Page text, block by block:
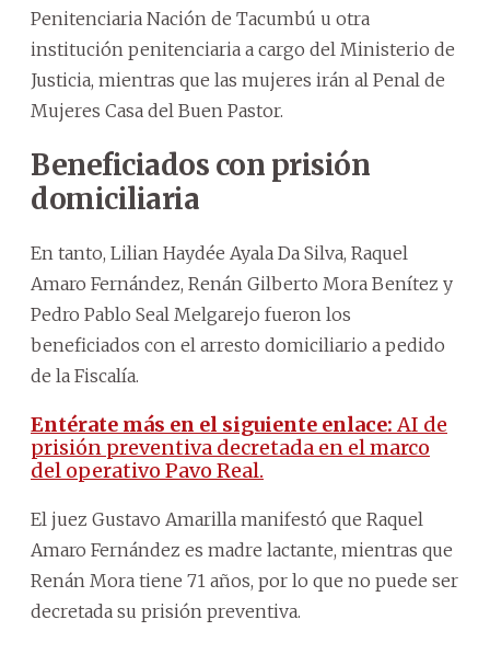
Penitenciaria Nación de Tacumbú u otra
institución penitenciaria a cargo del Ministerio de
Justicia, mientras que las mujeres irán al Penal de
Mujeres Casa del Buen Pastor.
Beneficiados con prisión
domiciliaria
En tanto, Lilian Haydée Ayala Da Silva, Raquel
Amaro Fernández, Renán Gilberto Mora Benítez y
Pedro Pablo Seal Melgarejo fueron los
beneficiados con el arresto domiciliario a pedido
de la Fiscalía.
Entérate más en el siguiente enlace:AI de
prisión preventiva decretada en el marco
del operativo Pavo Real.
El juez Gustavo Amarilla manifestó que Raquel
Amaro Fernández es madre lactante, mientras que
Renán Mora tiene 71 años, por lo que no puede ser
decretada su prisión preventiva.